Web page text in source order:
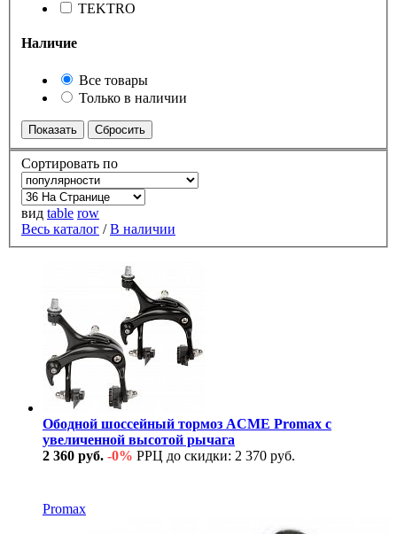
TEKTRO
Наличие
Все товары
Только в наличии
Сортировать по
вид table row
Весь каталог /В наличии
Ободной шоссейный тормоз ACME Promax с
увеличенной высотой рычага
2 360 руб. -0% РРЦ до скидки: 2 370 руб.
Promax